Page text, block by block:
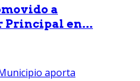
a
Principal en...